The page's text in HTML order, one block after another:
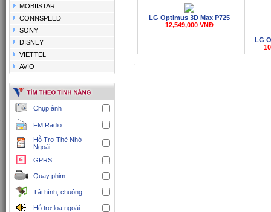
MOBIISTAR
CONNSPEED
SONY
DISNEY
VIETTEL
AVIO
Chụp ảnh
FM Radio
Hỗ Trợ Thẻ Nhớ
Ngoài
GPRS
Quay phim
Tải hình, chuông
Hỗ trợ loa ngoài
LG Optimus 3D Max P725
12,549,000 VNĐ
LG